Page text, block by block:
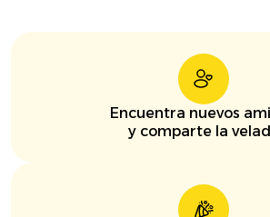
Encuentra nuevos
y comparte la